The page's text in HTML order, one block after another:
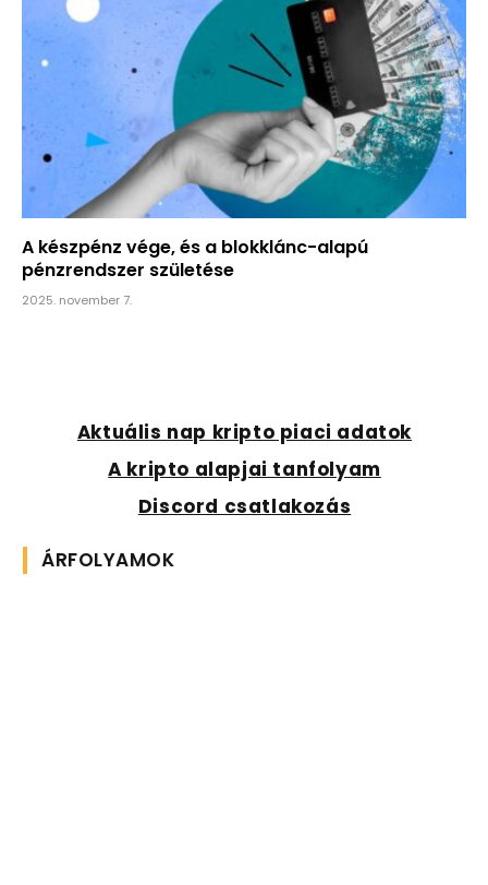
A készpénz vége, és a blokklánc-alapú
pénzrendszer születése
2025. november 7.
Aktuális nap kripto piaci adatok
A kripto alapjai tanfolyam
Discord csatlakozás
ÁRFOLYAMOK